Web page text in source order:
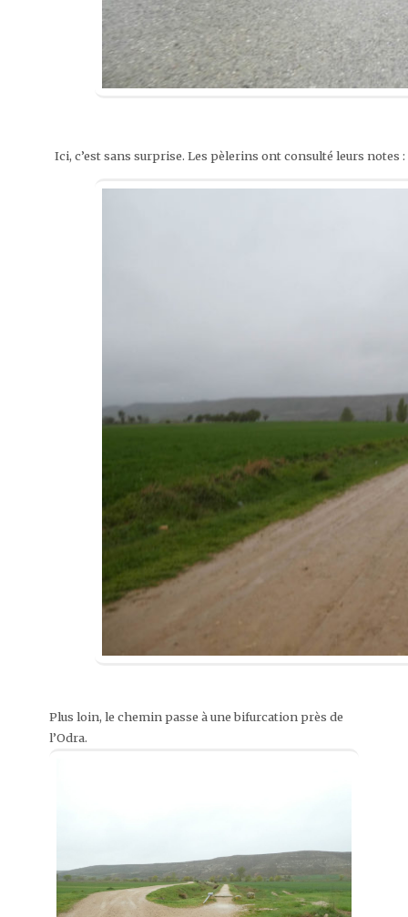
Ici, c’est sans surprise. Les pèlerins ont consulté leurs
Plus loin, le chemin passe à une bifurcation près de
l’Odra.